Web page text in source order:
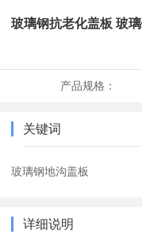
玻璃钢抗老化盖板 玻
产品规格：
关键词
玻璃钢地沟盖板
详细说明